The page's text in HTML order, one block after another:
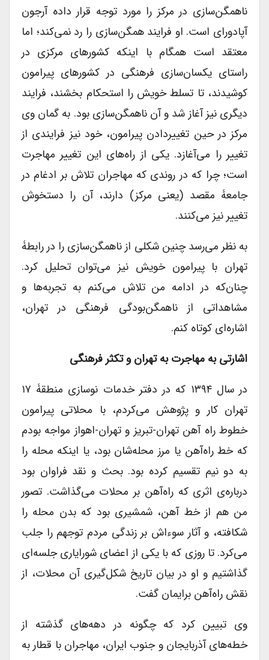
ناهمگن‌سازی در مرکز را مورد توجه قرار داده آرجون
آپادورای است. او فرایند همگن‌سازی را رد نمی‌کند؛ اما
معتقد است همگام با اینکه کشورهای مرکزی در
راستای یکسان‌سازی فرهنگی در کشورهای پیرامون
کوشیدند، تا تسلط خویش را استحکام بخشند، فرایند
دیگری نیز آغاز شد و آن ناهمگن‌سازی بود. به گمان وی
مرکز در حین تغییردادن پیرامون، خود نیز فرایندی از
تغییر را می‌آغازد. یکی از راه‌های این تغییر مهاجرت
است؛ چرا که در روندی که مهاجران تلاش بر ادغام در
جامعۀ مقصد (یعنی مرکز) دارند، آن را دستخوش
تغییر نیز می‌کنند.
به نظر می‌رسد چنین شکلی از ناهمگن‌سازی را در رابطۀ
تهران با پیرامون خویش نیز می‌توان تحلیل کرد.
چنان‌که در ادامه من تلاش می‌کنم به تجربه‌‌ها و
مشاهداتی از ناهمگن‌بودگی فرهنگی در تهران،
اشاره‌ای کوتاه کنم.
اشارتی به مهاجرت به تهران و تکثر فرهنگی
در سال ۱۳۹۴ که در دفتر خدمات نوسازی منطقۀ ۱۷
تهران کار و پژوهش می‌کردم، با محلاتی پیرامون
خطوط راه آهن تهران-تبریز و تهران-اهواز مواجه بودم
که خط‌ راه‌آهن یا مرز محله‌شان بود، یا اینکه محله‌ را
به دو نیم تقسیم کرده بود. بحث و نقد فراوان بود
درباره‌ی اثری که راه‌آهن بر محلات می‌گذاشت. تصور
من هم از خط آهن، شمشیری بود که بدن محله را
شکافته، و آثار سوءاش بر زندگی مردم توجهم را جلب
می‌کرد. تا روزی که با یکی از اعضای شورایاری جلسه‌ای
گذاشتیم و او در بیان تاریخ شکل‌گیری آن محلات، از
نقش‌ راه‌آهن برایمان گفت.
وی تبیین کرد که چگونه در دهه‌های گذشته از
خطه‌های آذربایجان و جنوب ایران، مهاجران با قطار به